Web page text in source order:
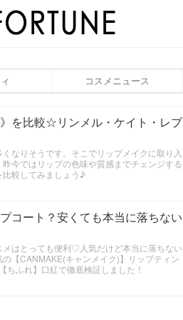
コスメニュース
を比較☆リンメル・ケイト・レブ
なりそうです。そこでリップメイクに取り入
今ではリップの色味や質感までチェンジする
比較してみましょう♪
コート？安くても本当に落ちない
はとっても便利♡人気だけど本当に落ちない
【CANMAKE(キャンメイク)】リップティン
ちふれ】口紅で徹底検証しました！